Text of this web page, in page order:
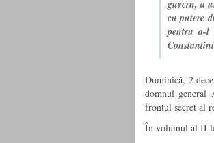
guvern, a
cu putere
pentru a-l
Duminică, 2
domnul general
frontul secret al
În volumul al II